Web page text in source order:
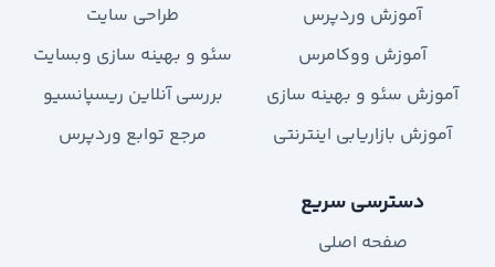
آموزش وردپرس
آموزش ووکامرس
آموزش سئو و بهینه سازی
آموزش بازاریابی اینترنتی
طراحی سایت
سئو و بهینه سازی وبسایت
بررسی آنلاین ریسپانسیو
مرجع توابع وردپرس
دسترسی سریع
صفحه اصلی